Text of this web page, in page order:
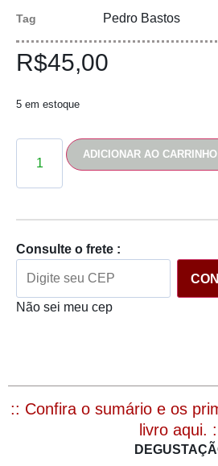
Tag Pedro Bastos
R$45,00
5 em estoque
ADICIONAR AO CARRINHO
Consulte o frete :
Não sei meu cep
:: Confira o sumário e os
livro aqui.